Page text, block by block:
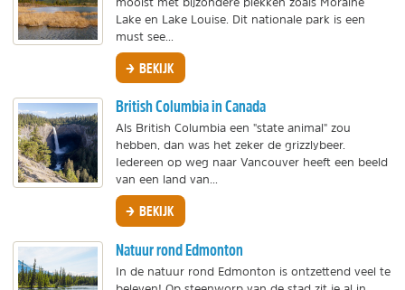
mooist met bijzondere plekken zoals Moraine
Lake en Lake Louise. Dit nationale park is een
must see...
BEKIJK
British Columbia in Canada
Als British Columbia een "state animal" zou
hebben, dan was het zeker de grizzlybeer.
Iedereen op weg naar Vancouver heeft een beeld
van een land van...
BEKIJK
Natuur rond Edmonton
In de natuur rond Edmonton is ontzettend veel te